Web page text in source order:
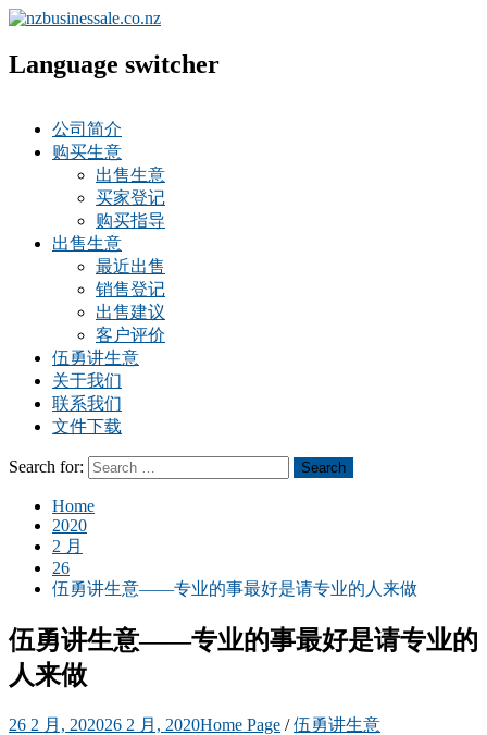
Language switcher
公司简介
购买生意
出售生意
买家登记
购买指导
出售生意
最近出售
销售登记
出售建议
客户评价
伍勇讲生意
关于我们
联系我们
文件下载
Search for: Search
Home
2020
2 月
26
伍勇讲生意——专业的事最好是请专业的人来做
伍勇讲生意——专业的事最好是请专业的
人来做
26 2 月, 202026 2 月, 2020Home Page /伍勇讲生意